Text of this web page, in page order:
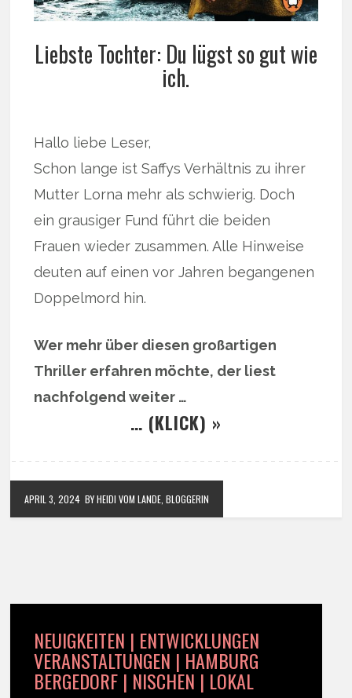
Liebste Tochter: Du lügst so gut wie
ich.
Hallo liebe Leser,
Schon lange ist Saffys Verhältnis zu ihrer
Mutter Lorna mehr als schwierig. Doch
ein grausiger Fund führt die beiden
Frauen wieder zusammen. Alle Hinweise
deuten auf einen vor Jahren begangenen
Doppelmord hin.
Wer mehr über diesen großartigen
Thriller erfahren möchte, der liest
nachfolgend weiter …
… (KLICK) »
APRIL 3, 2024 BY HEIDI VOM LANDE, BLOGGERIN
NEUIGKEITEN | ENTWICKLUNGEN
VERANSTALTUNGEN | HAMBURG
BERGEDORF | NISCHEN | LOKAL